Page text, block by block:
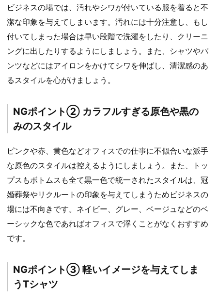
ビジネスの場では、汚れやシワが付いている服を着ると不
潔な印象を与えてしまいます。汚れには十分注意し、もし
付いてしまった場合は早い段階で洗濯をしたり、クリーニ
ングに出したりするようにしましょう。また、シャツやパ
ンツなどにはアイロンをかけてシワを伸ばし、清潔感のあ
るスタイルを心がけましょう。
NGポイント② カラフルすぎる原色や黒の
みのスタイル
ピンクや赤、黄色などオフィスでの仕事に不似合いな派手
な原色のスタイルは控えるようにしましょう。また、トッ
プスもボトムスも全て黒一色で統一されたスタイルは、冠
婚葬祭やリクルートの印象を与えてしまうためビジネスの
場には不向きです。ネイビー、グレー、ベージュなどのベ
ーシックな色であればオフィスで浮くことがなくおすすめ
です。
NGポイント③ 軽いイメージを与えてしま
うTシャツ